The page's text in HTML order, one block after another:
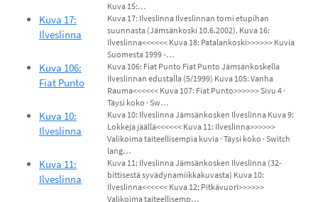
Kuva 15:…
Kuva 17:
Ilveslinna
Kuva 17: Ilveslinna Ilveslinnan torni etupihan
suunnasta (Jämsänkoski 10.6.2002). Kuva 16:
Ilveslinna<<<<<< Kuva 18: Patalankoski>>>>>> Kuvia
Suomesta 1999 -…
Kuva 106:
Fiat Punto
Kuva 106: Fiat Punto Fiat Punto Jämsänkoskella
Ilveslinnan edustalla (5/1999) Kuva 105: Vanha
Rauma<<<<<< Kuva 107: Fiat Punto>>>>>> Sivu 4 ·
Täysi koko · Sw…
Kuva 10:
Ilveslinna
Kuva 10: Ilveslinna Jämsänkosken Ilveslinna Kuva 9:
Lokkeja jäällä<<<<<< Kuva 11: Ilveslinna>>>>>>
Valikoima taiteellisempia kuvia · Täysi koko · Switch
lang…
Kuva 11:
Ilveslinna
Kuva 11: Ilveslinna Jämsänkosken Ilveslinna (32-
bittisestä syvädynamiikkakuvasta) Kuva 10:
Ilveslinna<<<<<< Kuva 12: Pitkävuori>>>>>>
Valikoima taiteellisemp…